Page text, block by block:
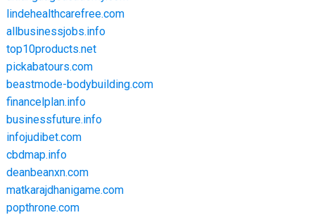
lindehealthcarefree.com
allbusinessjobs.info
top10products.net
pickabatours.com
beastmode-bodybuilding.com
financelplan.info
businessfuture.info
infojudibet.com
cbdmap.info
deanbeanxn.com
matkarajdhanigame.com
popthrone.com